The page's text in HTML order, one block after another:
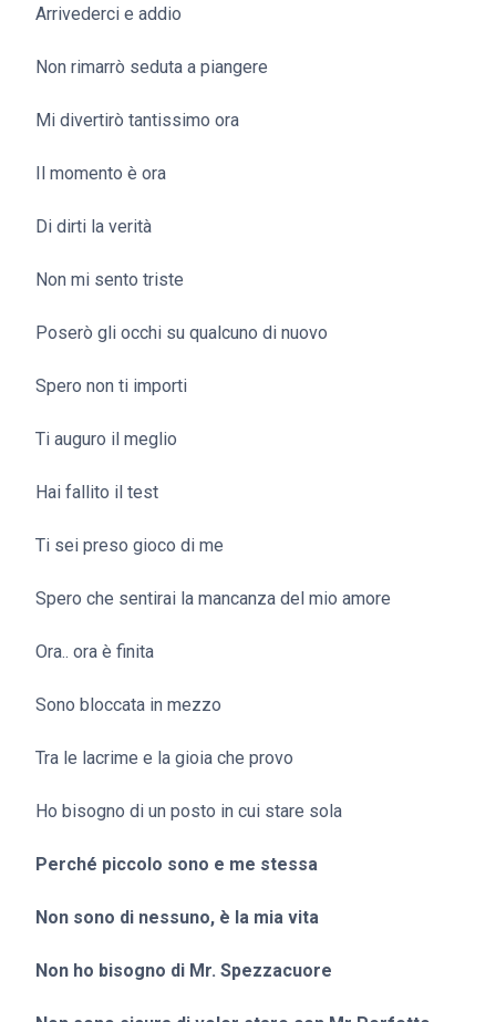
Arrivederci e addio
Non rimarrò seduta a piangere
Mi divertirò tantissimo ora
Il momento è ora
Di dirti la verità
Non mi sento triste
Poserò gli occhi su qualcuno di nuovo
Spero non ti importi
Ti auguro il meglio
Hai fallito il test
Ti sei preso gioco di me
Spero che sentirai la mancanza del mio amore
Ora.. ora è finita
Sono bloccata in mezzo
Tra le lacrime e la gioia che provo
Ho bisogno di un posto in cui stare sola
Perché piccolo sono e me stessa
Non sono di nessuno, è la mia vita
Non ho bisogno di Mr. Spezzacuore